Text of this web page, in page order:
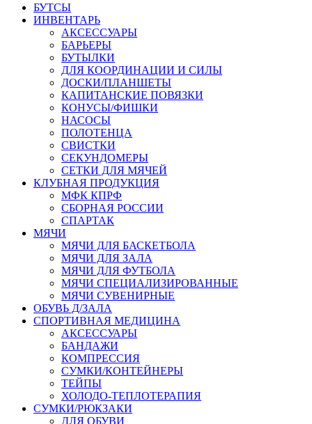
БУТСЫ
ИНВЕНТАРЬ
АКСЕССУАРЫ
БАРЬЕРЫ
БУТЫЛКИ
ДЛЯ КООРДИНАЦИИ И СИЛЫ
ДОСКИ/ПЛАНШЕТЫ
КАПИТАНСКИЕ ПОВЯЗКИ
КОНУСЫ/ФИШКИ
НАСОСЫ
ПОЛОТЕНЦА
СВИСТКИ
СЕКУНДОМЕРЫ
СЕТКИ ДЛЯ МЯЧЕЙ
КЛУБНАЯ ПРОДУКЦИЯ
МФК КПРФ
СБОРНАЯ РОССИИ
СПАРТАК
МЯЧИ
МЯЧИ ДЛЯ БАСКЕТБОЛА
МЯЧИ ДЛЯ ЗАЛА
МЯЧИ ДЛЯ ФУТБОЛА
МЯЧИ СПЕЦИАЛИЗИРОВАННЫЕ
МЯЧИ СУВЕНИРНЫЕ
ОБУВЬ Д/ЗАЛА
СПОРТИВНАЯ МЕДИЦИНА
АКСЕССУАРЫ
БАНДАЖИ
КОМПРЕССИЯ
СУМКИ/КОНТЕЙНЕРЫ
ТЕЙПЫ
ХОЛОДО-ТЕПЛОТЕРАПИЯ
СУМКИ/РЮКЗАКИ
ДЛЯ ОБУВИ